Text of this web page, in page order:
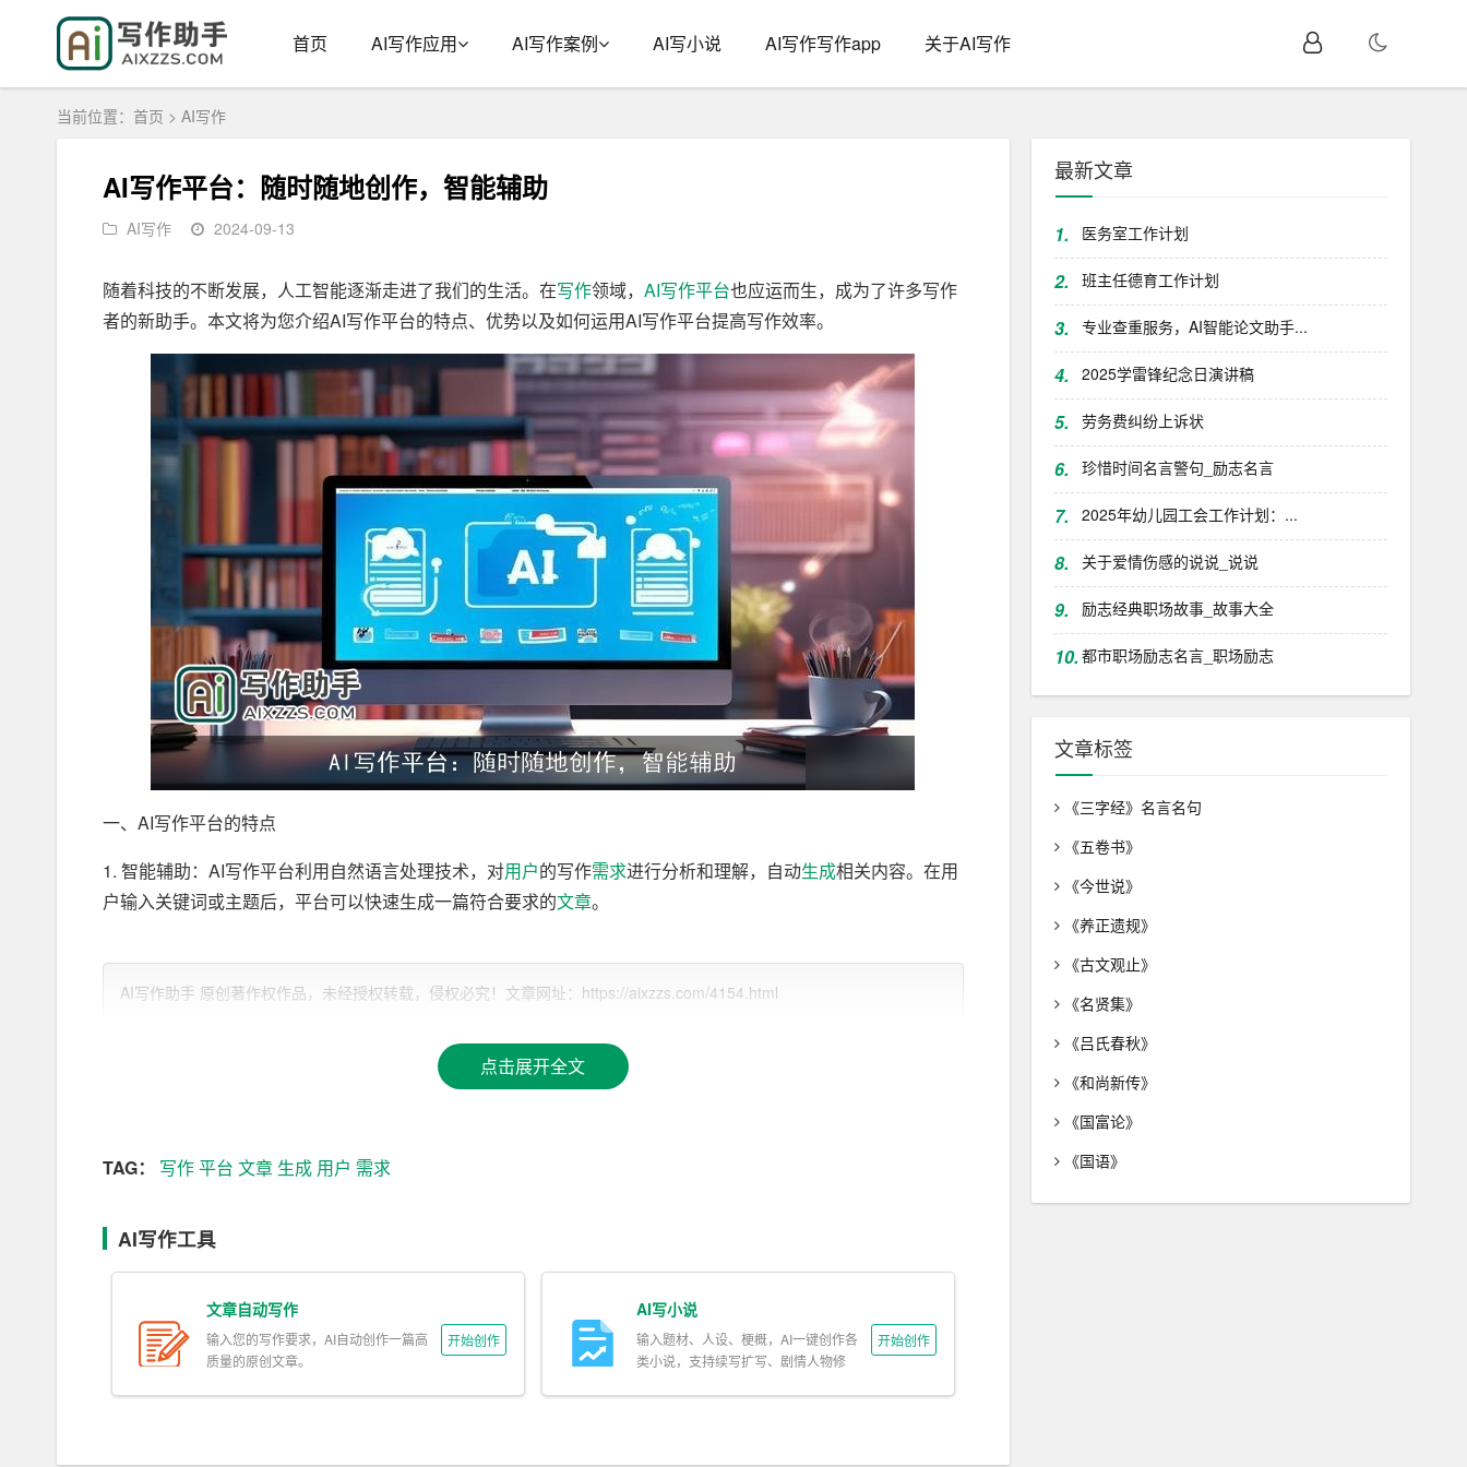
首页 AI写作应用 AI写作案例 AI写小说 AI写作写作app 关于AI写作
当前位置： 首页 > AI写作
AI写作平台：随时随地创作，智能辅助
AI写作 2024-09-13
随着科技的不断发展，人工智能逐渐走进了我们的生活。在写作领域， AI写作平台也应运而生，成为了许多写作
者的新助手。本文将为您介绍AI写作平台的特点、优势以及如何运用AI写作平台提高写作效率。
一、AI写作平台的特点
1. 智能辅助：AI写作平台利用自然语言处理技术，对用户的写作需求进行分析和理解，自动生成相关内容。在用
户输入关键词或主题后，平台可以快速生成一篇符合要求的文章。
二、AI写作平台的优势
2. 降低写作难度：对于写作能力较弱的用户，AI写作平台可以提供辅助，让用户轻松完成写作任务。
3. 丰富写作内容：AI写作平台可以自动生成多种类型的内容，帮助用户拓展写作思路。
4. 避免抄袭：AI写作平台生成的文章具有原创性，可以有效避免抄袭问题。
5. 实时修改：AI写作平台支持实时修改，用户可以对生成的文章进行修改和优化，使其更加完美。
AI写作助手 原创著作权作品，未经授权转载，侵权必究！文章网址：https://aixzzs.com/4154.html
点击展开全文
TAG： 写作平台 文章 生成 用户 需求
AI写作工具
文章自动写作
输入您的写作要求，AI自动创作一篇高
质量的原创文章。
开始创作
AI写小说
输入题材、人设、梗概，AI一键创作各
类小说，支持续写扩写、剧情人物修
开始创作
最新文章
1. 医务室工作计划
2. 班主任德育工作计划
3. 专业查重服务，AI智能论文助手...
4. 2025学雷锋纪念日演讲稿
5. 劳务费纠纷上诉状
6. 珍惜时间名言警句_励志名言
7. 2025年幼儿园工会工作计划：...
8. 关于爱情伤感的说说_说说
9. 励志经典职场故事_故事大全
10.都市职场励志名言_职场励志
文章标签
《三字经》名言名句
《五卷书》
《今世说》
《养正遗规》
《古文观止》
《名贤集》
《吕氏春秋》
《和尚新传》
《国富论》
《国语》